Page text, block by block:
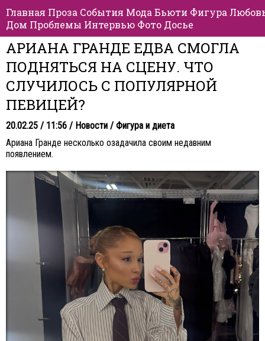
Главная Проза События Мода Бьюти Фигура
Дом Проблемы Интервью Фото Досье
АРИАНА ГРАНДЕ ЕДВА СМОГЛА
ПОДНЯТЬСЯ НА СЦЕНУ. ЧТО
СЛУЧИЛОСЬ С ПОПУЛЯРНОЙ
ПЕВИЦЕЙ?
20.02.25 / 11:56 / Новости / Фигура и диета
Ариана Гранде несколько озадачила своим недавним
появлением.